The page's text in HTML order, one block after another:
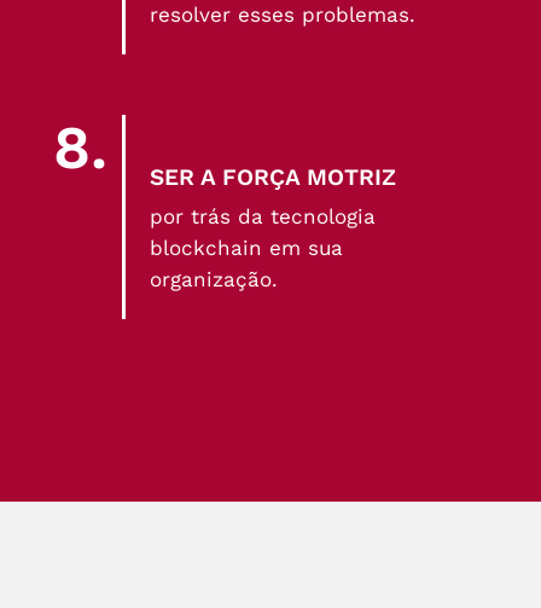
resolver esses problemas.
8. SER A FORÇA MOTRIZ
por trás da tecnologia
blockchain em sua
organização.